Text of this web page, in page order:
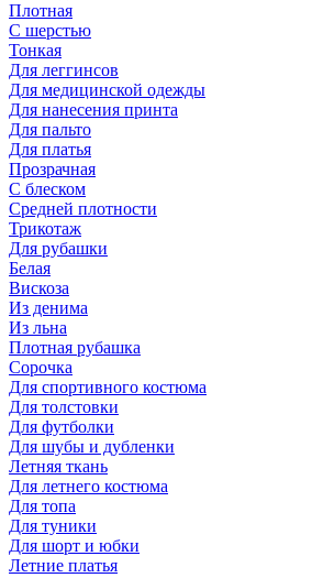
Плотная
С шерстью
Тонкая
Для леггинсов
Для медицинской одежды
Для нанесения принта
Для пальто
Для платья
Прозрачная
С блеском
Средней плотности
Трикотаж
Для рубашки
Белая
Вискоза
Из денима
Из льна
Плотная рубашка
Сорочка
Для спортивного костюма
Для толстовки
Для футболки
Для шубы и дубленки
Летняя ткань
Для летнего костюма
Для топа
Для туники
Для шорт и юбки
Летние платья